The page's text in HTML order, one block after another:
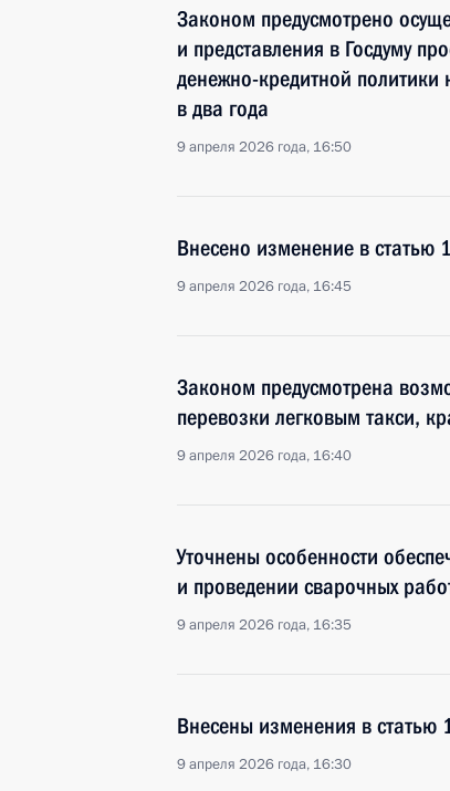
Законом предусмотрено
и представления в Госдуму
денежно-кредитной
в два года
9 апреля 2026 года, 16:50
Внесено изменение в статью
9 апреля 2026 года, 16:45
Законом предусмотрена
перевозки легковым такси,
9 апреля 2026 года, 16:40
Уточнены особенности
и проведении сварочных
9 апреля 2026 года, 16:35
Внесены изменения в статью
9 апреля 2026 года, 16:30